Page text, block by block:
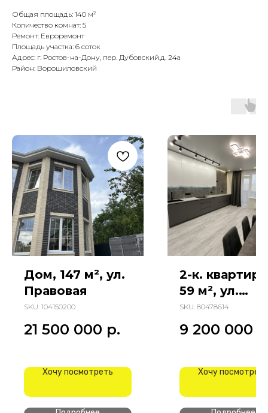
Общая площадь: 140 м²
Количество комнат: 5
Ремонт: Евроремонт
Площадь участка: 6 соток
Адрес: г. Ростов-на-Дону, пер. Дубовский,д. 24а
Район: Ворошиловский
Дом, 147 м², ул.
Правовая
SKU: 104150200
21 500 000 р.
Хочу посмотреть
2-к.
59 м², ул.
Ткачева
SKU: 80478614
9 200 000
Хочу посмотреть